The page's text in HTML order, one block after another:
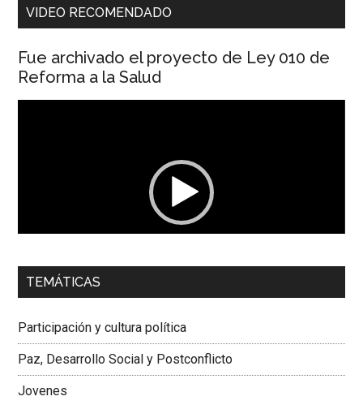
VIDEO RECOMENDADO
Fue archivado el proyecto de Ley 010 de
Reforma a la Salud
00:00 01:04
Dra. Carolina Corcho Mejía,Presidenta Corporación
Colombiana
TEMÁTICAS
Participación y cultura política
Paz, Desarrollo Social y Postconflicto
Jovenes